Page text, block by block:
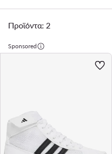
Προϊόντα: 2
Sponsored